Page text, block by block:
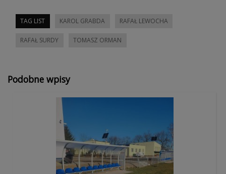
TAG LIST KAROL GRABDA RAFAŁ LEWOCHA
RAFAŁ SURDY TOMASZ ORMAN
Podobne wpisy